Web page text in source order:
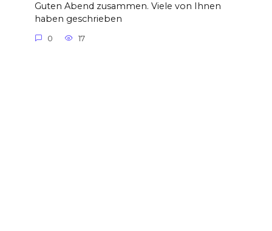
Guten Abend zusammen. Viele von Ihnen
haben geschrieben
0 17